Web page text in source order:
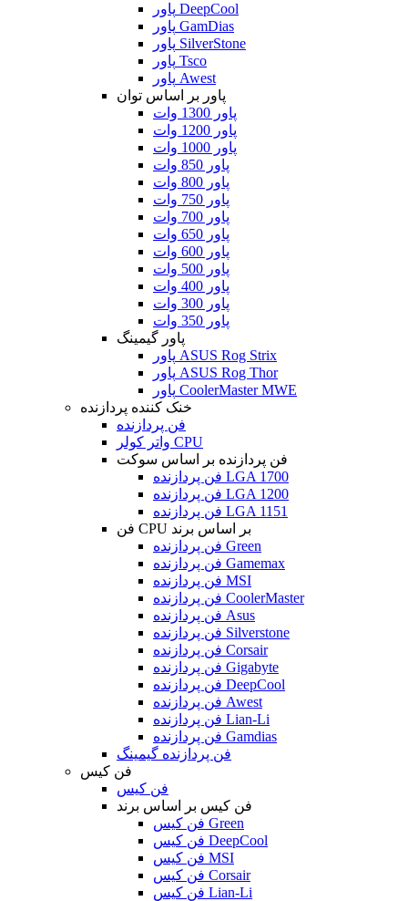
پاور DeepCool
پاور GamDias
پاور SilverStone
پاور Tsco
پاور Awest
پاور بر اساس توان
پاور 1300 وات
پاور 1200 وات
پاور 1000 وات
پاور 850 وات
پاور 800 وات
پاور 750 وات
پاور 700 وات
پاور 650 وات
پاور 600 وات
پاور 500 وات
پاور 400 وات
پاور 300 وات
پاور 350 وات
پاور گیمینگ
پاور ASUS Rog Strix
پاور ASUS Rog Thor
پاور CoolerMaster MWE
خنک کننده پردازنده
فن پردازنده
واتر کولر CPU
فن پردازنده بر اساس سوکت
فن پردازنده LGA 1700
فن پردازنده LGA 1200
فن پردازنده LGA 1151
فن CPU بر اساس برند
فن پردازنده Green
فن پردازنده Gamemax
فن پردازنده MSI
فن پردازنده CoolerMaster
فن پردازنده Asus
فن پردازنده Silverstone
فن پردازنده Corsair
فن پردازنده Gigabyte
فن پردازنده DeepCool
فن پردازنده Awest
فن پردازنده Lian-Li
فن پردازنده Gamdias
فن پردازنده گیمینگ
فن کیس
فن کیس
فن کیس بر اساس برند
فن کیس Green
فن کیس DeepCool
فن کیس MSI
فن کیس Corsair
فن کیس Lian-Li